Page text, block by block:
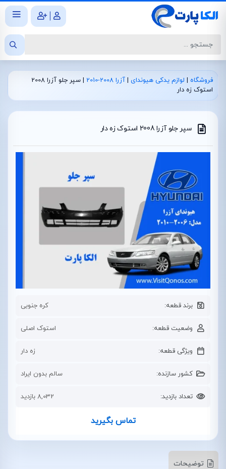
|
فروشگاه | لوازم یدکی هیوندای | آزرا 2008-2010 |
سپر جلو آزرا 2008
استوک زه دار
سپر جلو آزرا 2008 استوک زه دار
برند قطعه: کره جنوبی
وضعیت قطعه: استوک اصلی
ویژگی قطعه: زه دار
کشور سازنده: سالم بدون ایراد
تعداد بازدید: 8,032 بازدید
تماس بگیرید
توضیحات